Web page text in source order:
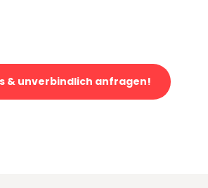
& unverbindlich anfragen!